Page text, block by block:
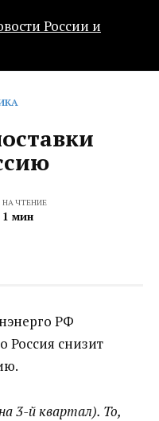
НА ЧТЕНИЕ
1 мин
РФ
Россия снизит
3-й квартал). То,